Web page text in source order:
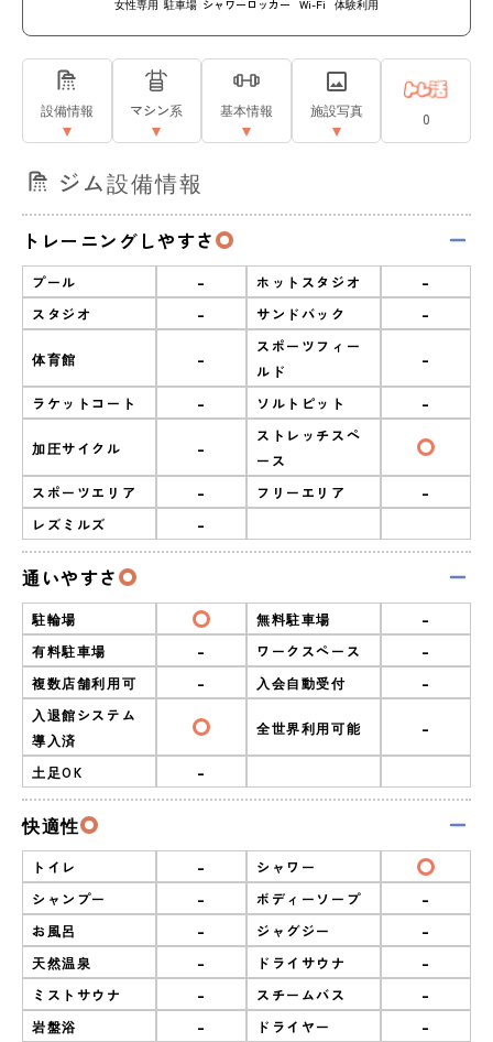
女性専用 駐車場 シャワー ロッカー Wi-Fi 体験利用
設備情報 マシン系 基本情報 施設写真 0
ジム設備情報
トレーニングしやすさ
プール - ホットスタジオ -
スタジオ - サンドバック -
体育館 -
スポーツフィー
ルド
-
ラケットコート - ソルトピット -
加圧サイクル -
ストレッチスペ
ース
スポーツエリア
- フリーエリア -
レズミルズ -
通いやすさ
駐輪場 無料駐車場 -
有料駐車場 - ワークスペース -
複数店舗利用可 - 入会自動受付 -
入退館システム
導入済
全世界利用可能 -
土足OK -
快適性
トイレ -
シャワー
シャンプー
- ボディーソープ -
お風呂 - ジャグジー -
天然温泉 - ドライサウナ -
ミストサウナ - スチームバス -
岩盤浴 - ドライヤー -